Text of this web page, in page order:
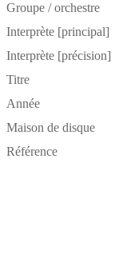
Groupe / orchestre
Interprète [principal]
Interprète [précision]
Titre
Année
Maison de disque
Référence